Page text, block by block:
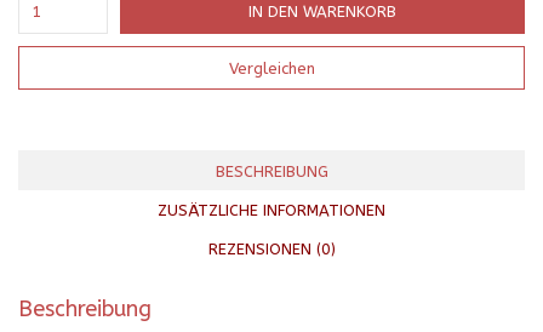
IN DEN WARENKORB
Vergleichen
BESCHREIBUNG
ZUSÄTZLICHE INFORMATIONEN
REZENSIONEN (0)
Beschreibung